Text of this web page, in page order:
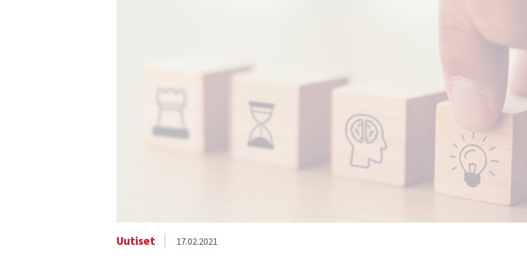
Uutiset 17.02.2021